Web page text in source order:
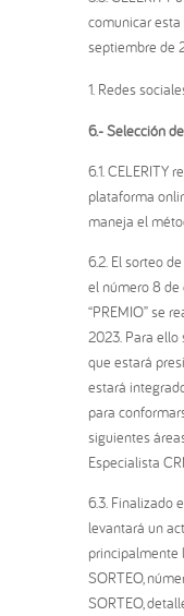
comunicar
septiembre de
Redes
6.- Selección
6.1. CELERITY
plataforma
maneja el
6.2. El sorteo
el número 8 de
“PREMIO” se
2023. Para
que estará
estará
para
siguientes
Especialista
6.3. Finalizado
levantará un
principalmente
SORTEO,
SORTEO,